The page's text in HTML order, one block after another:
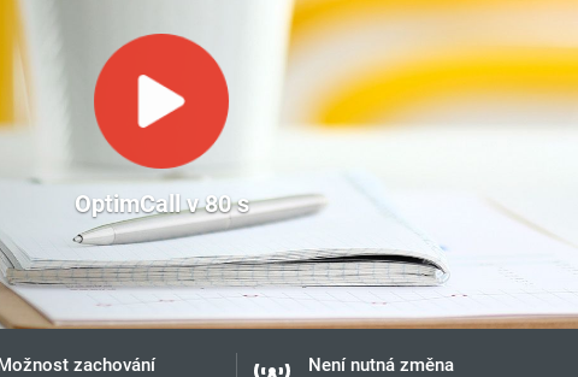
OptimCall v 80 s
zachování
Není nutná změna